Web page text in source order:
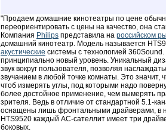
"Продаем домашние кинотеатры по цене
переориентировать с цены на качество, она
Компания Philips представила на российском
домашний кинотеатр. Модель называется
акустические системы с технологией
принципиально новый уровень. Уникальный
звук вокруг пользователя, позволяя
звучанием в любой точке комнаты. Это значит,
чтоб измерять углы, под которыми надо
более достойное применение, чем вымерять
зрителя. Ведь в отличие от стандартной 5.1-
оснащены лишь фронтальными драйверами, в
HTS9520 каждый АС-сателлит имеет три
боковых.